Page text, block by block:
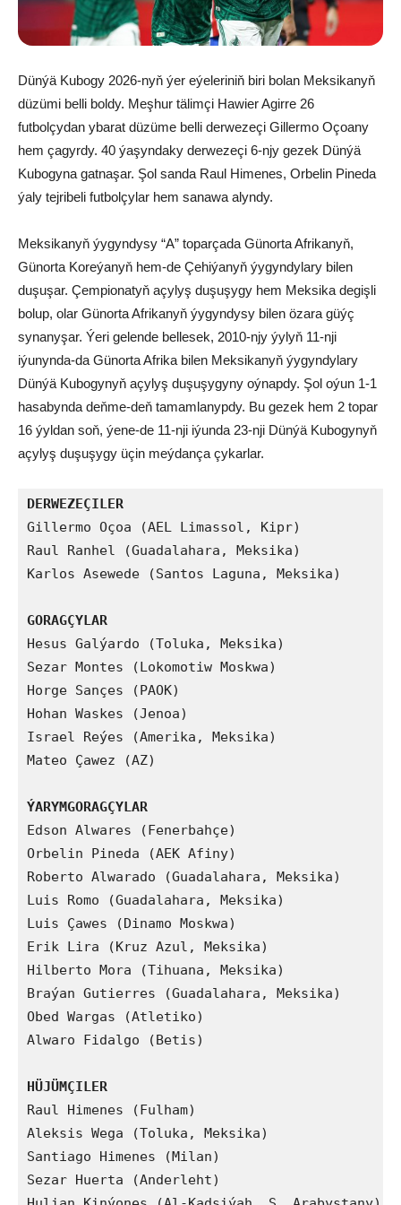
Dünýä Kubogy 2026-nyň ýer eýeleriniň biri bolan Meksikanyň
düzümi belli boldy. Meşhur tälimçi Hawier Agirre 26
futbolçydan ybarat düzüme belli derwezeçi Gillermo Oçoany
hem çagyrdy. 40 ýaşyndaky derwezeçi 6-njy gezek Dünýä
Kubogyna gatnaşar. Şol sanda Raul Himenes, Orbelin Pineda
ýaly tejribeli futbolçylar hem sanawa alyndy.
Meksikanyň ýygyndysy “A” toparçada Günorta Afrikanyň,
Günorta Koreýanyň hem-de Çehiýanyň ýygyndylary bilen
duşuşar. Çempionatyň açylyş duşuşygy hem Meksika degişli
bolup, olar Günorta Afrikanyň ýygyndysy bilen özara güýç
synanyşar. Ýeri gelende bellesek, 2010-njy ýylyň 11-nji
iýunynda-da Günorta Afrika bilen Meksikanyň ýygyndylary
Dünýä Kubogynyň açylyş duşuşygyny oýnapdy. Şol oýun 1-1
hasabynda deňme-deň tamamlanypdy. Bu gezek hem 2 topar
16 ýyldan soň, ýene-de 11-nji iýunda 23-nji Dünýä Kubogynyň
açylyş duşuşygy üçin meýdança çykarlar.
DERWEZEÇILER
Gillermo Oçoa (AEL Limassol, Kipr)
Raul Ranhel (Guadalahara, Meksika)
Karlos Asewede (Santos Laguna, Meksika)
GORAGÇYLAR
Hesus Galýardo (Toluka, Meksika)
Sezar Montes (Lokomotiw Moskwa)
Horge Sançes (PAOK)
Hohan Waskes (Jenoa)
Israel Reýes (Amerika, Meksika)
Mateo Çawez (AZ)
ÝARYMGORAGÇYLAR
Edson Alwares (Fenerbahçe)
Orbelin Pineda (AEK Afiny)
Roberto Alwarado (Guadalahara, Meksika)
Luis Romo (Guadalahara, Meksika)
Luis Çawes (Dinamo Moskwa)
Erik Lira (Kruz Azul, Meksika)
Hilberto Mora (Tihuana, Meksika)
Braýan Gutierres (Guadalahara, Meksika)
Obed Wargas (Atletiko)
Alwaro Fidalgo (Betis)
HÜJÜMÇILER
Raul Himenes (Fulham)
Aleksis Wega (Toluka, Meksika)
Santiago Himenes (Milan)
Sezar Huerta (Anderleht)